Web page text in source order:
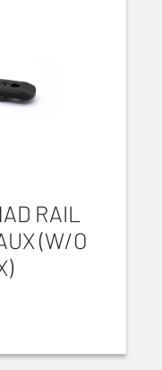
RAIL
(W/O